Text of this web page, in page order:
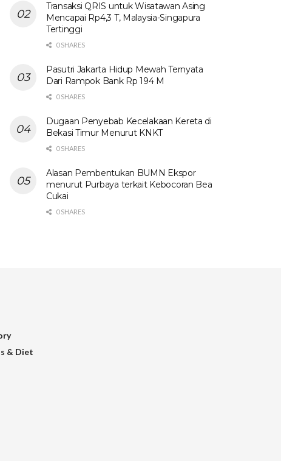
Transaksi QRIS untuk Wisatawan Asing
Mencapai Rp4,3 T, Malaysia-Singapura
Tertinggi
0 SHARES
Pasutri Jakarta Hidup Mewah Ternyata
Dari Rampok Bank Rp 194 M
0 SHARES
Dugaan Penyebab Kecelakaan Kereta di
Bekasi Timur Menurut KNKT
0 SHARES
Alasan Pembentukan BUMN Ekspor
menurut Purbaya terkait Kebocoran Bea
Cukai
0 SHARES
& Diet